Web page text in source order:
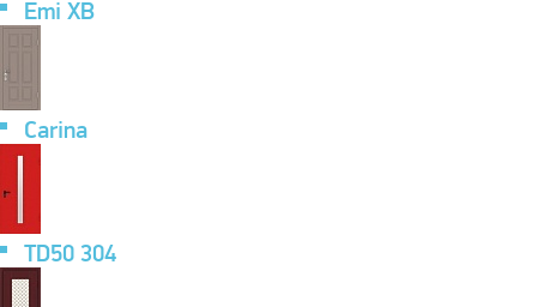
Emi XB
Carina
TD50 304